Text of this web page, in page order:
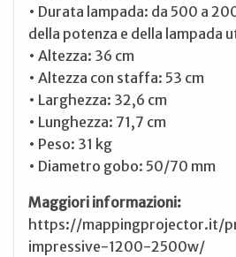
• Durata lampada: da 500 a
della potenza e della lampada
• Altezza: 36 cm
• Altezza con staffa: 53 cm
• Larghezza: 32,6 cm
• Lunghezza: 71,7 cm
• Peso: 31 kg
• Diametro gobo: 50/70 mm
Maggiori informazioni:
https://mappingprojector.it/
impressive-1200-2500w/